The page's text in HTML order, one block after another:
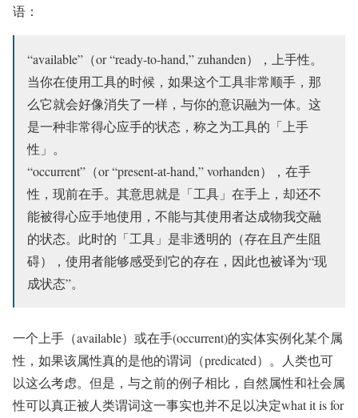
语：
“available”（or “ready-to-hand,” zuhanden），上手性。
当你在使用工具的时候，如果这个工具非常顺手，那
么它就会好像消失了一样，与你的意识融为一体。这
是一种非常得心应手的状态，称之为工具的「上手
性」。
“occurrent”（or “present-at-hand,” vorhanden），在手
性，现前在手。其意思就是「工具」在手上，却还不
能被得心应手地使用，不能与其使用者达成物我交融
的状态。此时的「工具」是非透明的（存在且产生阻
碍），使用者能够感受到它的存在，因此也被译为“现
成状态”。
一个上手（available）或在手(occurrent)的实体实例化某个属
性，如果该属性真的是他的谓词（predicated）。人类也可
以这么考虑。但是，与之前的例子相比，自然属性和社会属
性可以真正被人类谓词这一事实也并不足以决定what it is for